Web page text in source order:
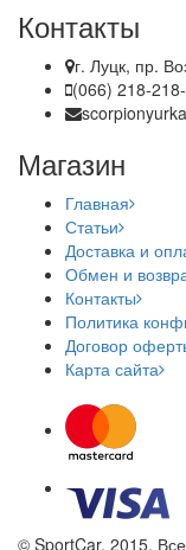
Контакты
г. Луцк, пр.
(066) 218-
Магазин
Главная
Статьи
Доставка и
Обмен и
Контакты
Политика
Договор
Карта сайта
© SportCar, 2015.